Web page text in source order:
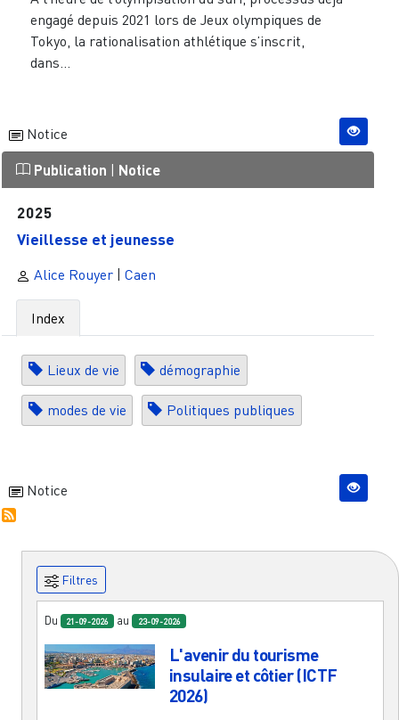
engagé depuis 2021 lors de Jeux olympiques de
Tokyo, la rationalisation athlétique s’inscrit,
dans...
Notice
Publication | Notice
2025
Vieillesse et jeunesse
Alice Rouyer| Caen
Index
Lieux de vie démographie
modes de vie Politiques publiques
Notice
Filtres
Du 21-09-2026 au 23-09-2026
L'avenir du tourisme
insulaire et côtier (ICTF
2026)